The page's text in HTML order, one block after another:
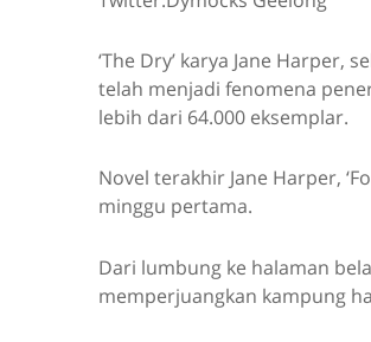
‘The Dry’ karya Jane
telah menjadi fenomena
lebih dari 64.000 eksemplar.
Novel terakhir Jane Harper,
minggu pertama.
Dari lumbung ke halaman
memperjuangkan kampung